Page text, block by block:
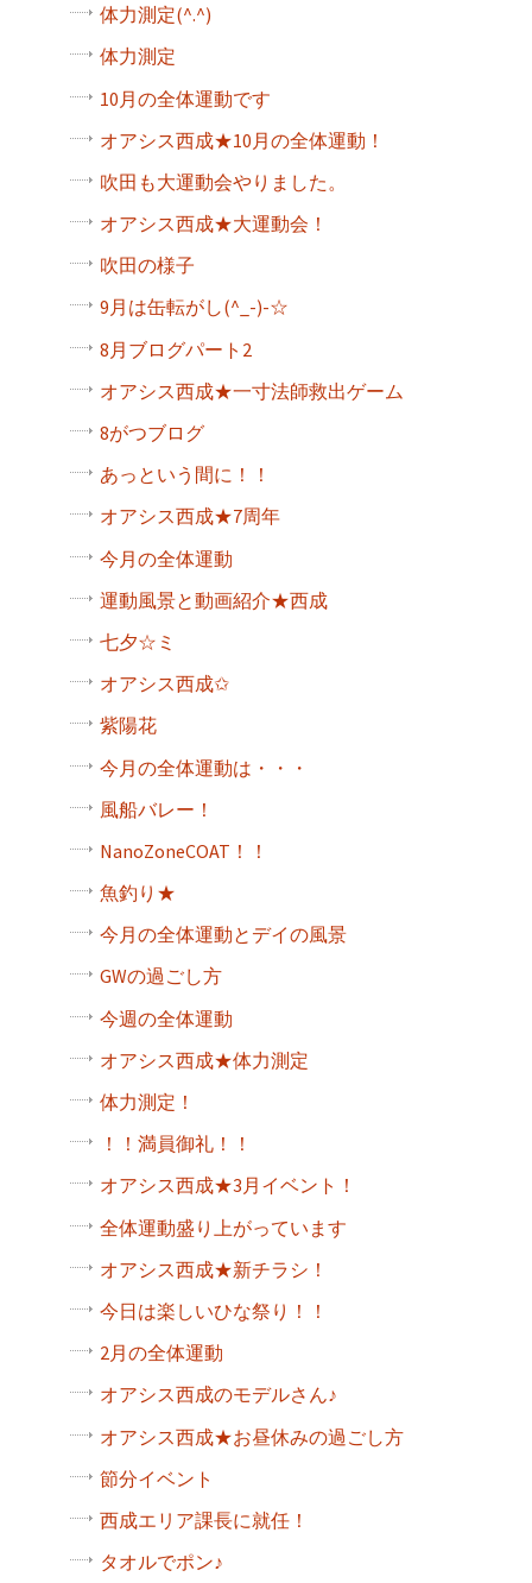
体力測定(^.^)
体力測定
10月の全体運動です
オアシス西成★10月の全体運動！
吹田も大運動会やりました。
オアシス西成★大運動会！
吹田の様子
9月は缶転がし(^_-)-☆
8月ブログパート2
オアシス西成★一寸法師救出ゲーム
8がつブログ
あっという間に！！
オアシス西成★7周年
今月の全体運動
運動風景と動画紹介★西成
七夕☆ミ
オアシス西成✩
紫陽花
今月の全体運動は・・・
風船バレー！
NanoZoneCOAT！！
魚釣り★
今月の全体運動とデイの風景
GWの過ごし方
今週の全体運動
オアシス西成★体力測定
体力測定！
！！満員御礼！！
オアシス西成★3月イベント！
全体運動盛り上がっています
オアシス西成★新チラシ！
今日は楽しいひな祭り！！
2月の全体運動
オアシス西成のモデルさん♪
オアシス西成★お昼休みの過ごし方
節分イベント
西成エリア課長に就任！
タオルでポン♪